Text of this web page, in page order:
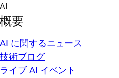
Skip
content
AI
概要
AI に関するニュース
技術ブログ
ライブ AI イベント